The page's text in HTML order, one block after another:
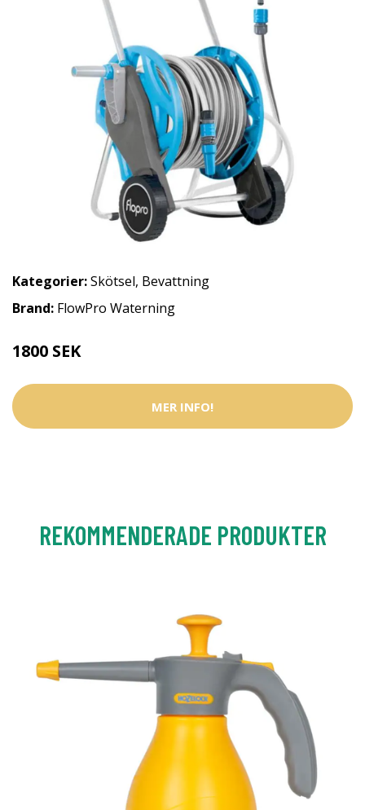
Kategorier:Skötsel, Bevattning
Brand: FlowPro Waterning
1800 SEK
MER INFO!
REKOMMENDERADE PRODUKTER